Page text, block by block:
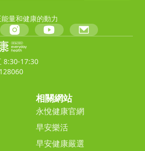
量和健康的動力
8:30-17:30
相關網站
永悅健康官網
早安樂活
早安健康嚴選